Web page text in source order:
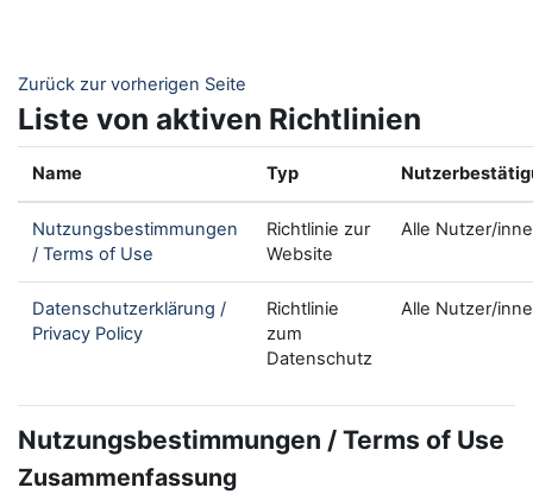
Zurück zur vorherigen Seite
Liste von aktiven Richtlinien
Name Typ
Nutzungsbestimmungen
/ Terms of Use
Richtlinie zur
Website
Alle Nutzer/
Datenschutzerklärung /
Privacy Policy
Richtlinie
zum
Datenschutz
Alle Nutzer/
Nutzungsbestimmungen / Terms of Use
Zusammenfassung